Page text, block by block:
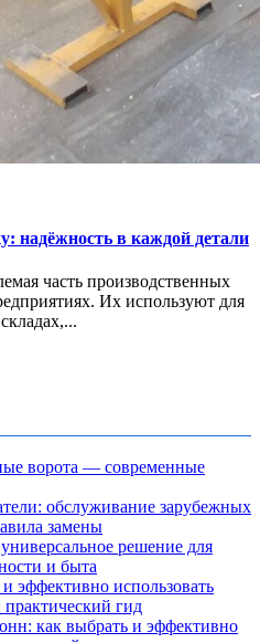
надёжность в каждой детали
часть производственных
Их используют для
ворота — современные
обслуживание зарубежных
замены
решение для
и быта
эффективно использовать
практический гид
как выбрать и эффективно